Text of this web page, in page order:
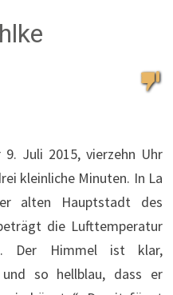
Juli 2015, vierzehn Uhr
kleinliche Minuten. In La
alten Hauptstadt des
die Lufttemperatur
Der Himmel ist klar,
so hellblau, dass er